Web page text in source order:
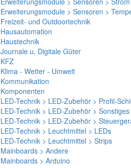
Erweiterungsmodule > Sensoren >
Freizeit- und Outdoortechnik
Hausautomation
Haustechnik
Journale u. Digitale Güter
KFZ
Klima - Wetter - Umwelt
Kommunikation
Komponenten
LED-Technik > LED-Zubehör > Profil-
LED-Technik > LED-Zubehör > Sonstiges
LED-Technik > LED-Zubehör >
LED-Technik > Leuchtmittel > LEDs
LED-Technik > Leuchtmittel > Strips
Mainboards > Andere
Mainboards > Arduino